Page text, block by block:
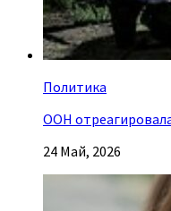
Политика
ООН
24 Май, 2026